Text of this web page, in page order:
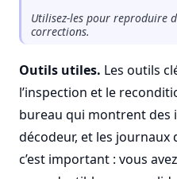
Utilisez-les pour reproduire
corrections.
Outils utiles. Les outils
l’inspection et le
bureau qui montrent des
décodeur, et les
c’est important : vous